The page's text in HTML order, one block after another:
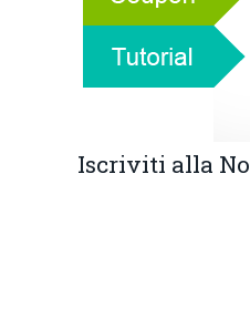
Iscriviti alla